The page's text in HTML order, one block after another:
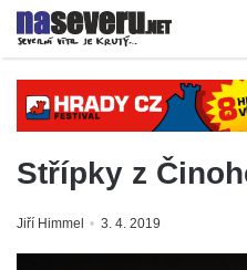
Střípky z
Jiří Himmel 3. 4. 2019